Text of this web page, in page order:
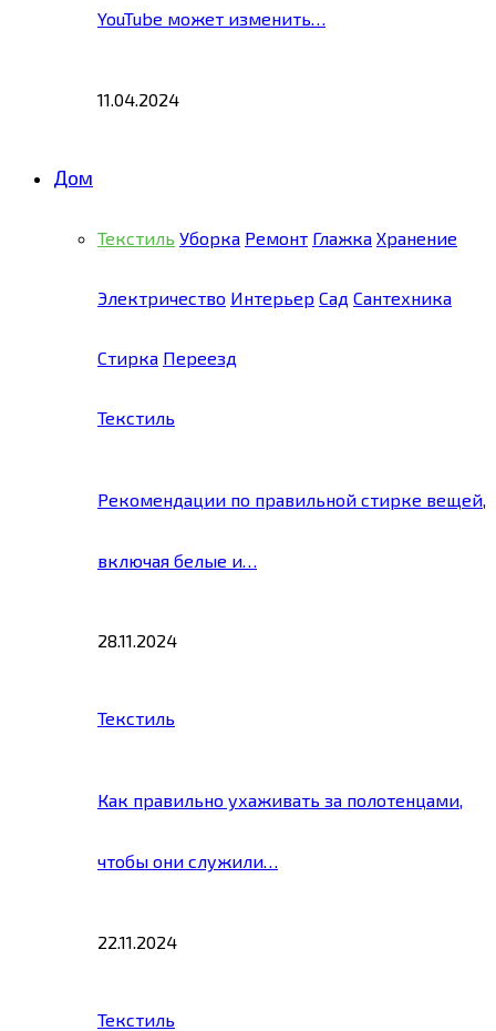
YouTube может изменить…
11.04.2024
Дом
Текстиль Уборка Ремонт Глажка Хранение
Электричество Интерьер Сад Сантехника
Стирка Переезд
Текстиль
Рекомендации по правильной стирке вещей,
включая белые и…
28.11.2024
Текстиль
Как правильно ухаживать за полотенцами,
чтобы они служили…
22.11.2024
Текстиль